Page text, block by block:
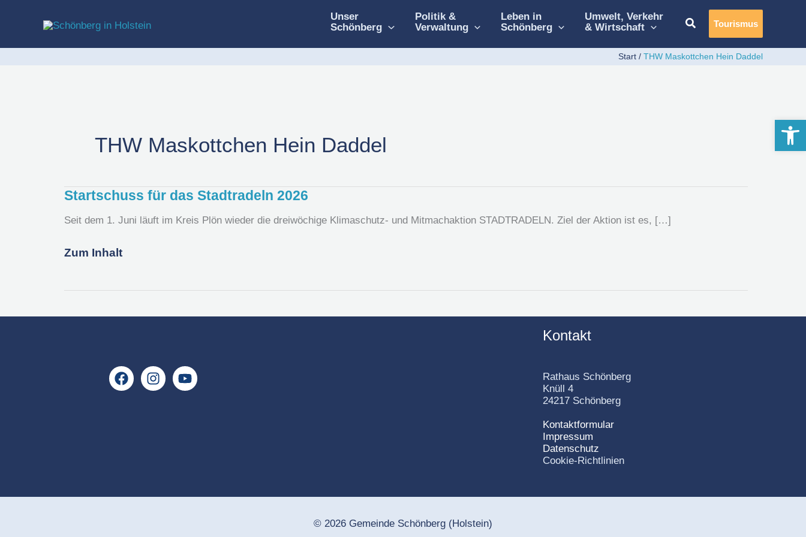
Unser
Schönberg
Politik &
Verwaltung
Leben in
Schönberg
Umwelt, Verkehr
& Wirtschaft
Tourismus
Start THW Maskottchen Hein Daddel
THW Maskottchen Hein Daddel
Startschuss für das Stadtradeln 2026
Seit dem 1. Juni läuft im Kreis Plön wieder die dreiwöchige Klimaschutz- und Mitmachaktion STADTRADELN. Ziel der Aktion ist es, […]
Startschuss
Zum Inhalt
Kontakt
Rathaus Schönberg
Knüll 4
24217 Schönberg
Kontaktformular
Impressum
Datenschutz
Cookie-Richtlinien
© 2026 Gemeinde Schönberg (Holstein)